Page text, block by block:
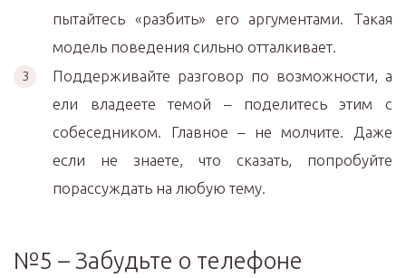
пытайтесь «разбить» его аргументами. Такая
модель поведения сильно отталкивает.
Поддерживайте разговор по возможности, а
ели владеете темой – поделитесь этим с
собеседником. Главное – не молчите. Даже
если не знаете, что сказать, попробуйте
порассуждать на любую тему.
№5 – Забудьте о телефоне